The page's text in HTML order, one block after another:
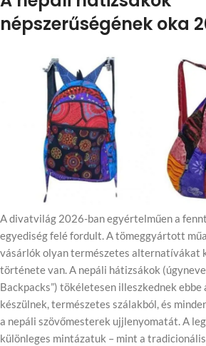
népszerűségének oka
A divatvilág 2026-ban egyértelműen a
egyediség felé fordult. A tömeggyártott
vásárlók olyan természetes alternatívákat
története van. A nepáli hátizsákok
Backpacks”) tökéletesen illeszkednek ebbe
készülnek, természetes szálakból, és
a nepáli szövőmesterek ujjlenyomatát. A
különleges mintázatuk – mint a